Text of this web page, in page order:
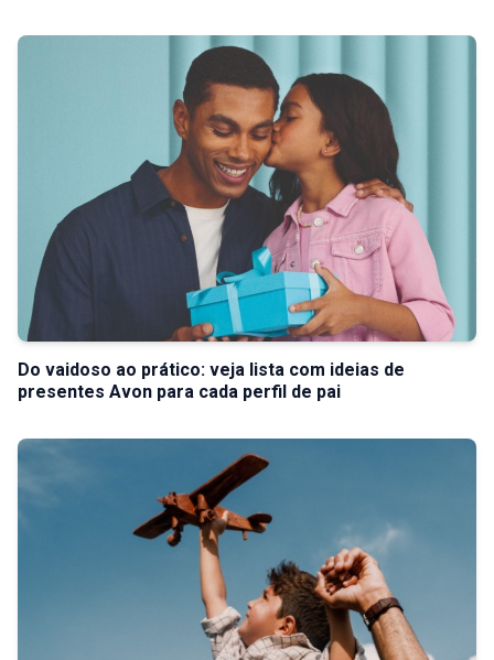
Do vaidoso ao prático: veja lista com ideias de
presentes Avon para cada perfil de pai